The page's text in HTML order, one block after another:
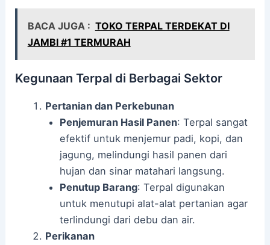
BACA JUGA : TOKO TERPAL TERDEKAT DI
JAMBI #1 TERMURAH
Kegunaan Terpal di Berbagai Sektor
Pertanian dan Perkebunan
Penjemuran Hasil Panen: Terpal sangat
efektif untuk menjemur padi, kopi, dan
jagung, melindungi hasil panen dari
hujan dan sinar matahari langsung.
Penutup Barang: Terpal digunakan
untuk menutupi alat-alat pertanian agar
terlindungi dari debu dan air.
Perikanan